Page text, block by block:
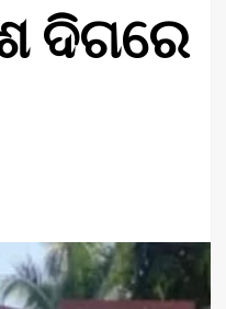
ଦିଗରେ